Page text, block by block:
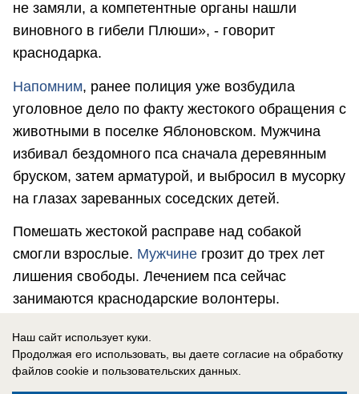
не замяли, а компетентные органы нашли
виновного в гибели Плюши», - говорит
краснодарка.
Напомним, ранее полиция уже возбудила
уголовное дело по факту жестокого обращения с
животными в поселке Яблоновском. Мужчина
избивал бездомного пса сначала деревянным
бруском, затем арматурой, и выбросил в мусорку
на глазах зареванных соседских детей.
Помешать жестокой расправе над собакой
смогли взрослые. Мужчине грозит до трех лет
лишения свободы. Лечением пса сейчас
занимаются краснодарские волонтеры.
Наш сайт использует куки.
Продолжая его использовать, вы даете согласие на обработку
файлов cookie и пользовательских данных.